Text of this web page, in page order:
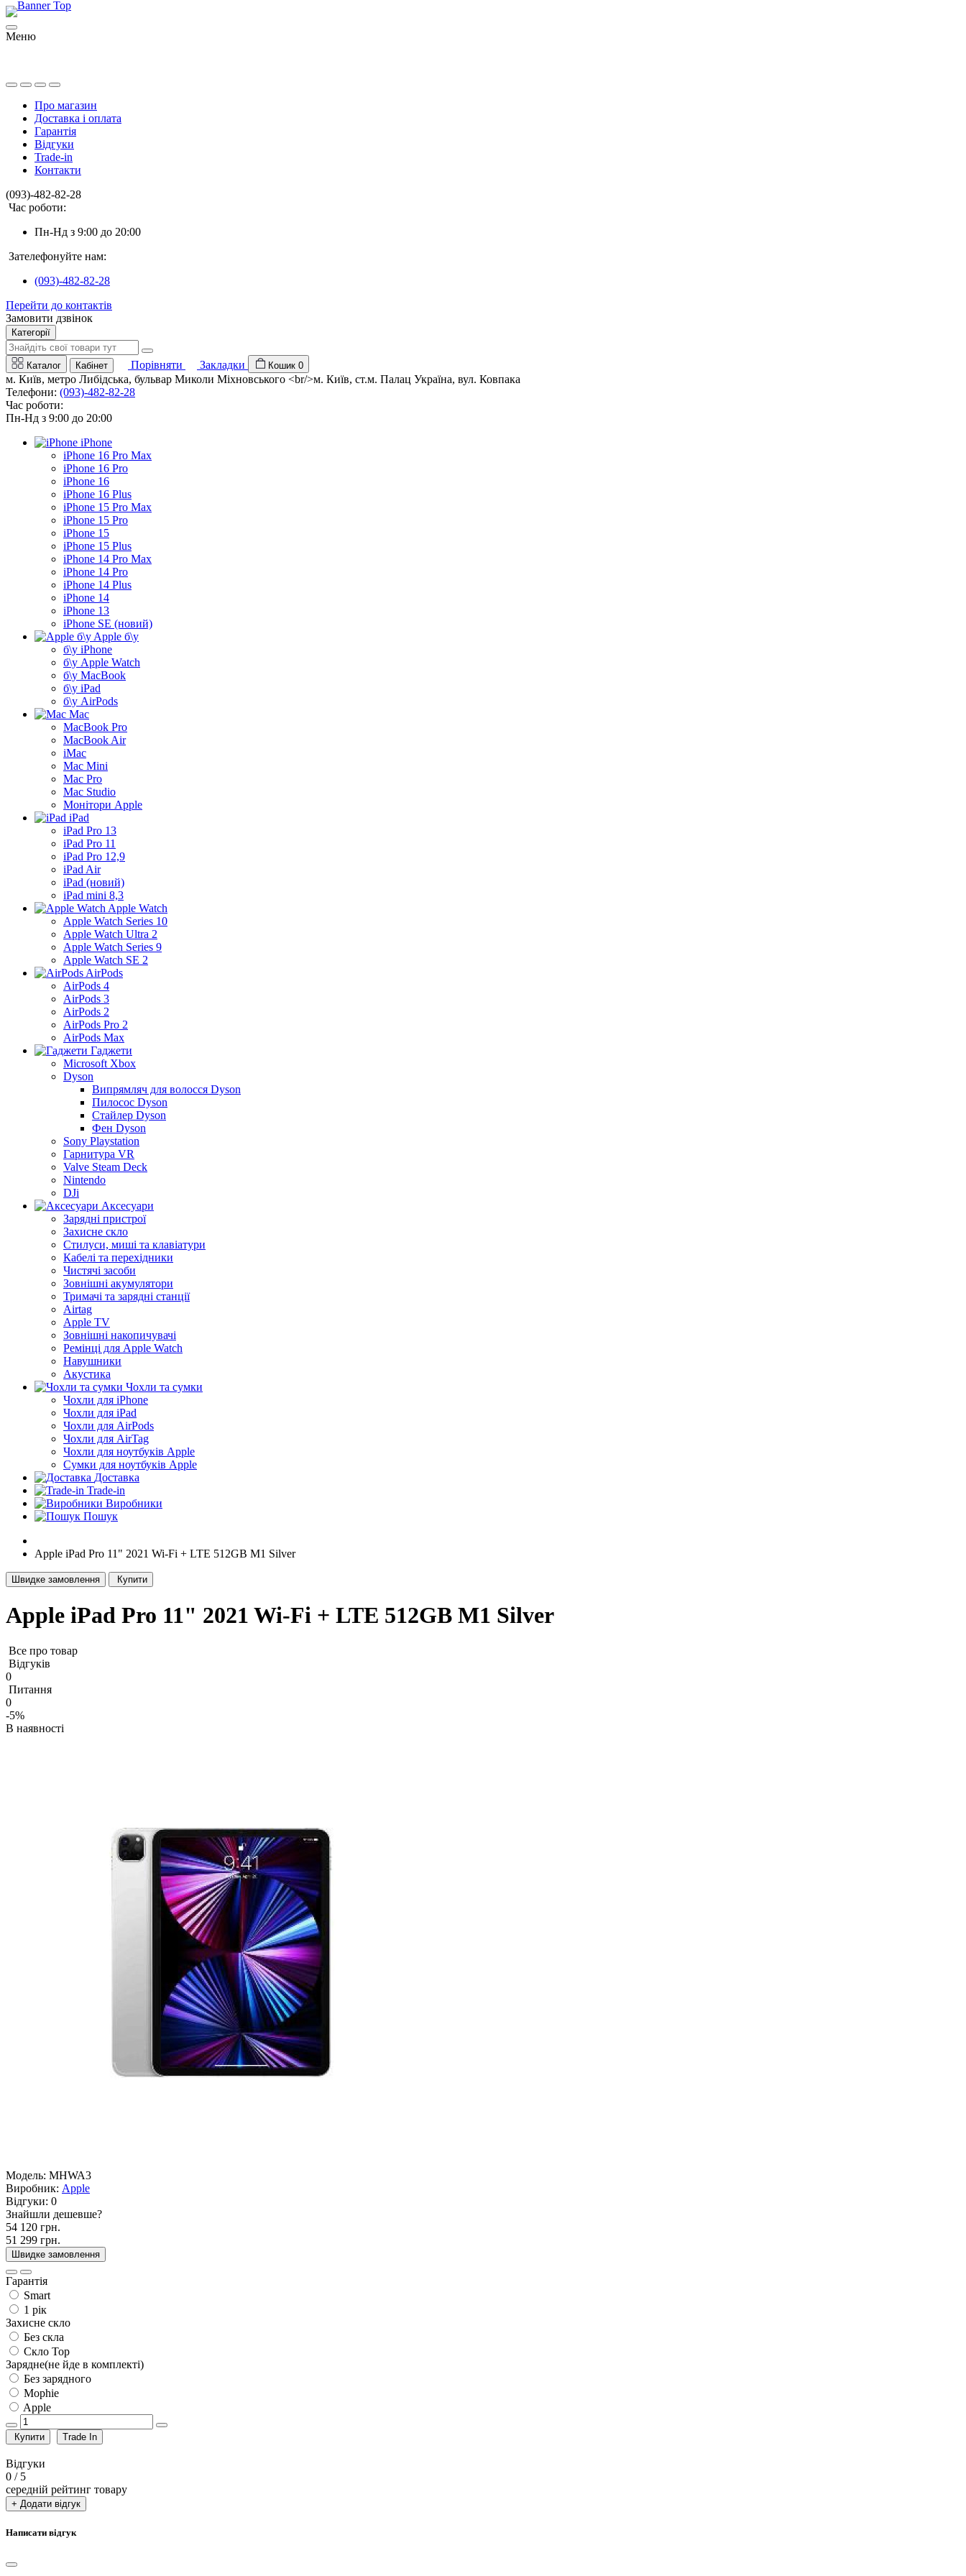
Меню
Про магазин
Доставка і оплата
Гарантія
Відгуки
Trade-in
Контакти
(093)-482-82-28
Час роботи:
Пн-Нд з 9:00 до 20:00
Зателефонуйте нам:
(093)-482-82-28
Перейти до контактів
Замовити дзвінок
Категорії
Каталог Кабінет Порівняти Закладки Кошик 0
м. Київ, метро Либідська, бульвар Миколи Міхновського <br/>м. Київ, ст.м. Палац Україна, вул. Ковпака
Телефони: (093)-482-82-28
Час роботи:
Пн-Нд з 9:00 до 20:00
iPhone
iPhone 16 Pro Max
iPhone 16 Pro
iPhone 16
iPhone 16 Plus
iPhone 15 Pro Max
iPhone 15 Pro
iPhone 15
iPhone 15 Plus
iPhone 14 Pro Max
iPhone 14 Pro
iPhone 14 Plus
iPhone 14
iPhone 13
iPhone SE (новий)
Apple б\у
б\у iPhone
б\у Apple Watch
б\у MacBook
б\у iPad
б\у AirPods
Mac
MacBook Pro
MacBook Air
iMac
Mac Mini
Mac Pro
Mac Studio
Монітори Apple
iPad
iPad Pro 13
iPad Pro 11
iPad Pro 12,9
iPad Air
iPad (новий)
iPad mini 8,3
Apple Watch
Apple Watch Series 10
Apple Watch Ultra 2
Apple Watch Series 9
Apple Watch SE 2
AirPods
AirPods 4
AirPods 3
AirPods 2
AirPods Pro 2
AirPods Max
Гаджети
Microsoft Xbox
Dyson
Випрямляч для волосся Dyson
Пилосос Dyson
Стайлер Dyson
Фен Dyson
Sony Playstation
Гарнитура VR
Valve Steam Deck
Nintendo
DJi
Аксесуари
Зарядні пристрої
Захисне скло
Стилуси, миші та клавіатури
Кабелі та перехідники
Чистячі засоби
Зовнішні акумулятори
Тримачі та зарядні станції
Airtag
Apple TV
Зовнішні накопичувачі
Ремінці для Apple Watch
Навушники
Акустика
Чохли та сумки
Чохли для iPhone
Чохли для iPad
Чохли для AirPods
Чохли для AirTag
Чохли для ноутбуків Apple
Сумки для ноутбуків Apple
Доставка
Trade-in
Виробники
Пошук
Apple iPad Pro 11" 2021 Wi-Fi + LTE 512GB M1 Silver
Швидке замовлення Купити
Apple iPad Pro 11" 2021 Wi-Fi + LTE 512GB M1 Silver
Все про товар
Відгуків
0
Питання
0
-5%
В наявності
Модель: MHWA3
Виробник: Apple
Відгуки: 0
Знайшли дешевше?
54 120 грн.
51 299 грн.
Швидке замовлення
Гарантія
Smart
1 рік
Захисне скло
Без скла
Скло Top
Зарядне(не йде в комплекті)
Без зарядного
Mophie
Apple
Купити Trade In
Відгуки
0 / 5
середній рейтинг товару
+ Додати відгук
Написати відгук